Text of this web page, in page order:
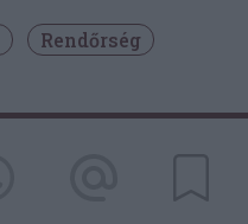
Rendőrség